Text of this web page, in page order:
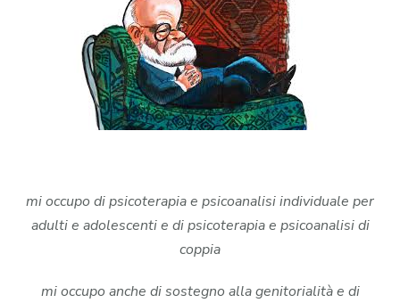
mi occupo di psicoterapia e psicoanalisi individuale per
adulti e adolescenti e di psicoterapia e psicoanalisi di
coppia
mi occupo anche di sostegno alla genitorialità e di